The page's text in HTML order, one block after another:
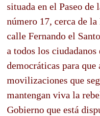
situada en el Paseo de
número 17, cerca de
calle Fernando el
a todos los
democráticas para que
movilizaciones que
mantengan viva la
Gobierno que está